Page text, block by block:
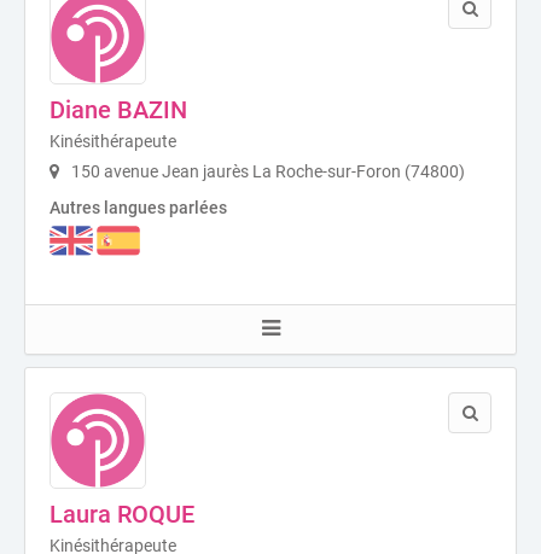
Diane BAZIN
Kinésithérapeute
150 avenue Jean jaurès La Roche-sur-Foron (74800)
Autres langues parlées
Laura ROQUE
Kinésithérapeute